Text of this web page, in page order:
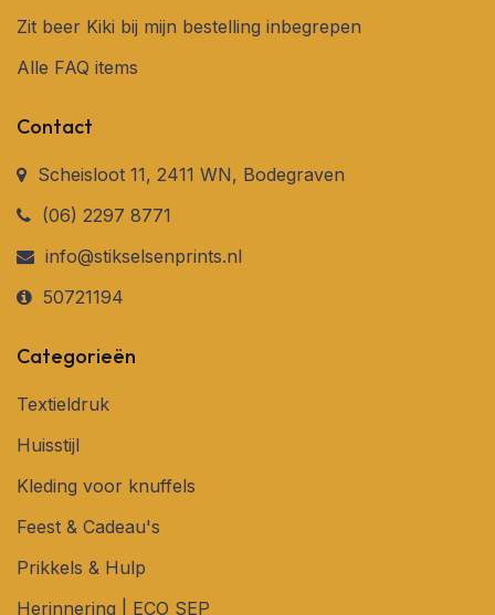
Zit beer Kiki bij mijn bestelling inbegrepen
Alle FAQ items
Contact
Scheisloot 11, 2411 WN, Bodegraven
(06) 2297 8771
info@stikselsenprints.nl
50721194
Categorieën
Textieldruk
Huisstijl
Kleding voor knuffels
Feest & Cadeau's
Prikkels & Hulp
Herinnering | ECO SEP